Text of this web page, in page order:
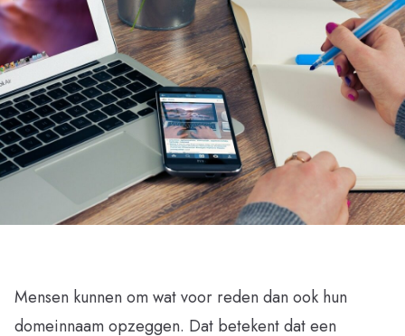
Mensen kunnen om wat voor reden dan ook hun
domeinnaam opzeggen. Dat betekent dat een